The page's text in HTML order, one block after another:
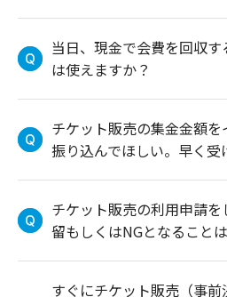
当日、現金で会費を回収
は使えますか？
チケット販売の集金金額
振り込んでほしい。早く受
チケット販売の利用申請
留もしくはNGとなること
すぐにチケット販売（事